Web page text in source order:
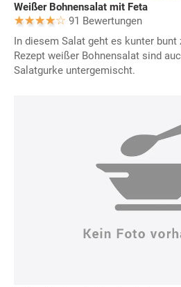
Weißer Bohnensalat mit Feta
91 Bewertungen
In diesem Salat geht es kunter bunt
Rezept weißer Bohnensalat sind
Salatgurke untergemischt.